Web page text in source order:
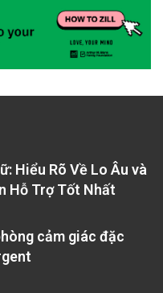
Hiểu Rõ Về Lo Âu và
Hỗ Trợ Tốt Nhất
cảm giác đặc